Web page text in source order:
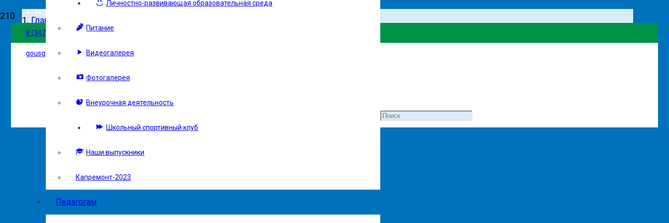
453837, г. Сибай, ул. Белова, 102
8 (34775) 5-27-01
gousgi@mail.ru
Личностно-развивающая образовательная среда
Питание
Видеогалерея
Фотогалерея
Внеурочная деятельность
Школьный спортивный клуб
Наши выпускники
Капремонт-2023
Педагогам
Главная
Воспитание
Шаймуратовский 5А класс